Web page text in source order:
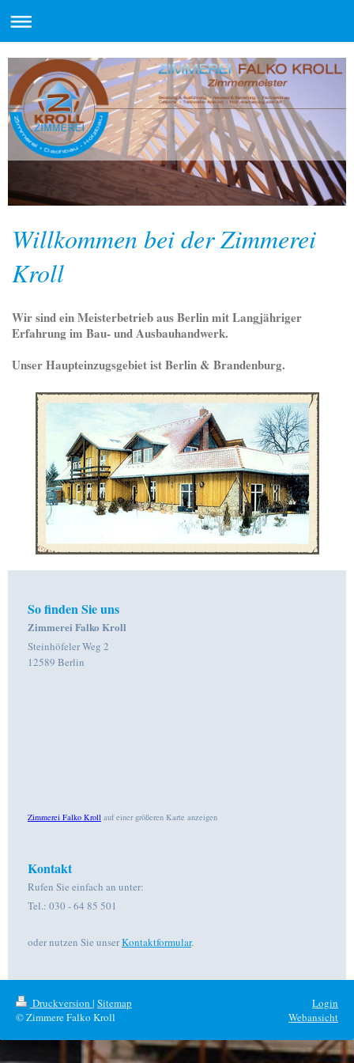
Willkommen bei der Zimmerei
Kroll
Wir sind ein Meisterbetrieb aus Berlin mit Langjähriger
Erfahrung im Bau- und Ausbauhandwerk.
Unser Haupteinzugsgebiet ist Berlin & Brandenburg.
So finden Sie uns
Zimmerei Falko Kroll
Steinhöfeler Weg 2
12589 Berlin
Zimmerei Falko Kroll auf einer größeren Karte anzeigen
Kontakt
Rufen Sie einfach an unter:
Tel.: 030 - 64 85 501
oder nutzen Sie unserKontaktformular.
Druckversion | Sitemap
© Zimmere Falko Kroll
Login
Webansicht